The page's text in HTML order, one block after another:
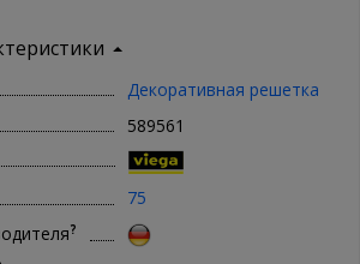
Декоративная решетка
589561
75
?